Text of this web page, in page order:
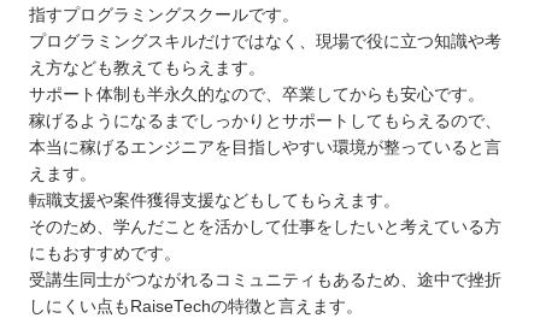
指すプログラミングスクールです。
プログラミングスキルだけではなく、現場で役に立つ知識や考
え方なども教えてもらえます。
サポート体制も半永久的なので、卒業してからも安心です。
稼げるようになるまでしっかりとサポートしてもらえるので、
本当に稼げるエンジニアを目指しやすい環境が整っていると言
えます。
転職支援や案件獲得支援などもしてもらえます。
そのため、学んだことを活かして仕事をしたいと考えている方
にもおすすめです。
受講生同士がつながれるコミュニティもあるため、途中で挫折
しにくい点もRaiseTechの特徴と言えます。